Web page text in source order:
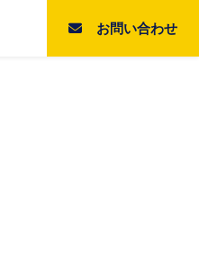
お問い合わせ